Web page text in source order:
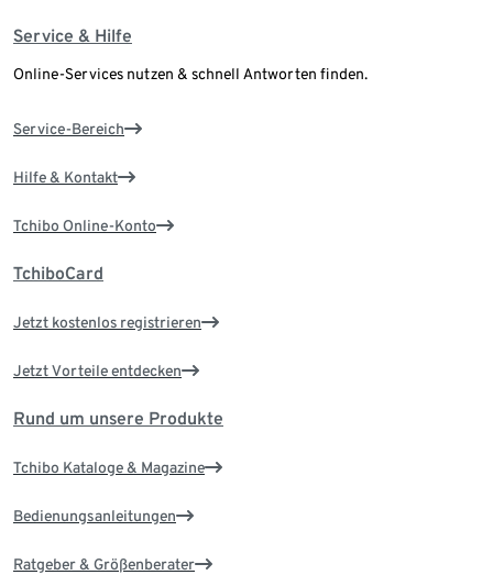
Service & Hilfe
Online-Services nutzen & schnell Antworten finden.
Service-Bereich
Hilfe & Kontakt
Tchibo Online-Konto
TchiboCard
Jetzt kostenlos registrieren
Jetzt Vorteile entdecken
Rund um unsere Produkte
Tchibo Kataloge & Magazine
Bedienungsanleitungen
Ratgeber & Größenberater